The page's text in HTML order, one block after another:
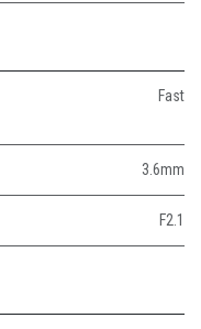
Fast
3.6mm
F2.1